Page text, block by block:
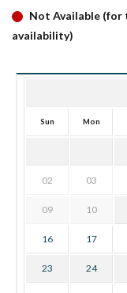
Not Available (for
availability)
Sun Mon
02 03
09 10
16 17
23 24